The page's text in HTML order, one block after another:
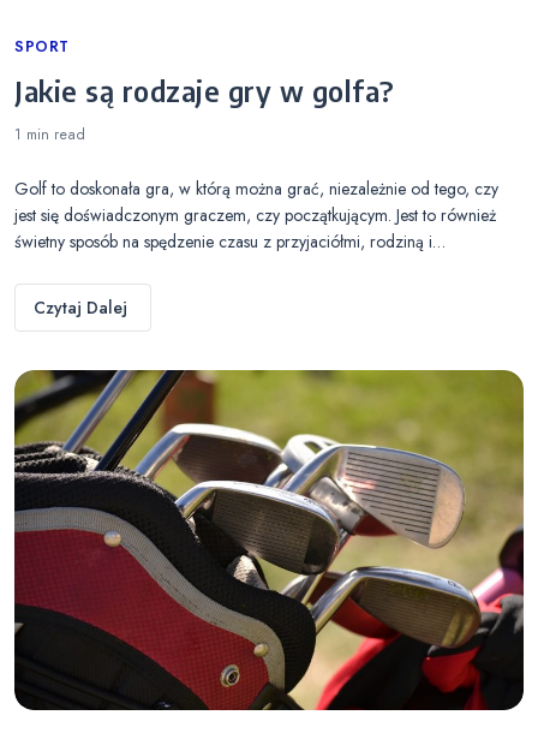
Categories
SPORT
Jakie są rodzaje gry w golfa?
1 min read
Golf to doskonała gra, w którą można grać, niezależnie od tego, czy
jest się doświadczonym graczem, czy początkującym. Jest to również
świetny sposób na spędzenie czasu z przyjaciółmi, rodziną i…
Czytaj Dalej